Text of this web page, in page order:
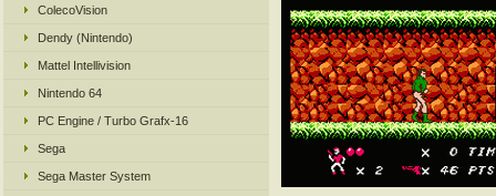
ColecoVision
Dendy (Nintendo)
Mattel Intellivision
Nintendo 64
PC Engine / Turbo Grafx-16
Sega
Sega Master System